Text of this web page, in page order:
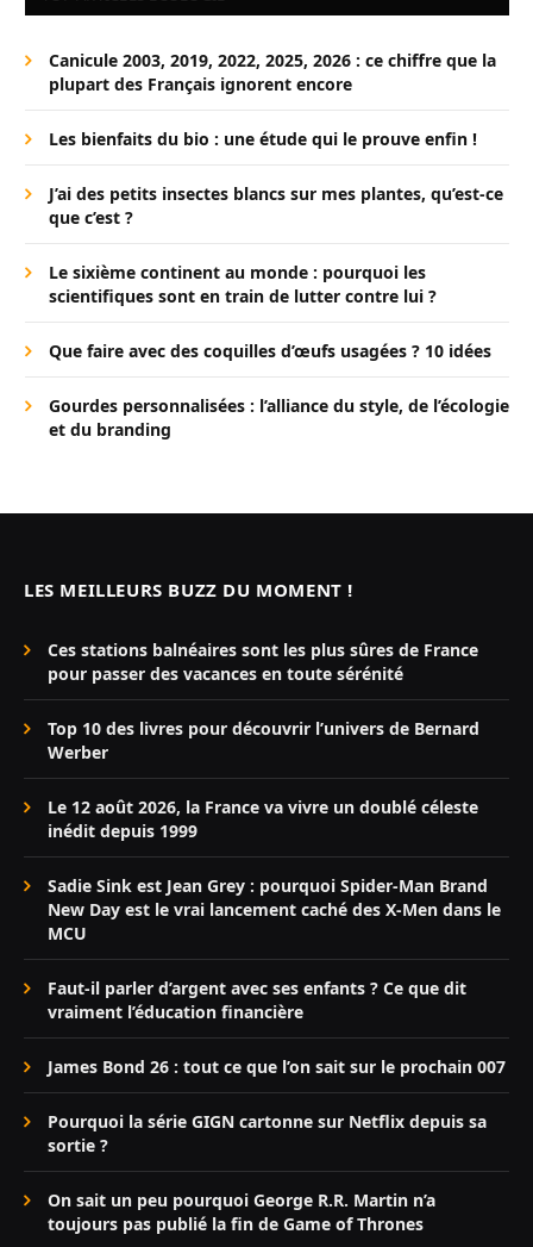
Canicule 2003, 2019, 2022, 2025, 2026 : ce chiffre que la
plupart des Français ignorent encore
Les bienfaits du bio : une étude qui le prouve enfin !
J’ai des petits insectes blancs sur mes plantes, qu’est-ce
que c’est ?
Le sixième continent au monde : pourquoi les
scientifiques sont en train de lutter contre lui ?
Que faire avec des coquilles d’œufs usagées ? 10 idées
Gourdes personnalisées : l’alliance du style, de l’écologie
et du branding
LES MEILLEURS BUZZ DU MOMENT !
Ces stations balnéaires sont les plus sûres de France
pour passer des vacances en toute sérénité
Top 10 des livres pour découvrir l’univers de Bernard
Werber
Le 12 août 2026, la France va vivre un doublé céleste
inédit depuis 1999
Sadie Sink est Jean Grey : pourquoi Spider-Man Brand
New Day est le vrai lancement caché des X-Men dans le
MCU
Faut-il parler d’argent avec ses enfants ? Ce que dit
vraiment l’éducation financière
James Bond 26 : tout ce que l’on sait sur le prochain 007
Pourquoi la série GIGN cartonne sur Netflix depuis sa
sortie ?
On sait un peu pourquoi George R.R. Martin n’a
toujours pas publié la fin de Game of Thrones